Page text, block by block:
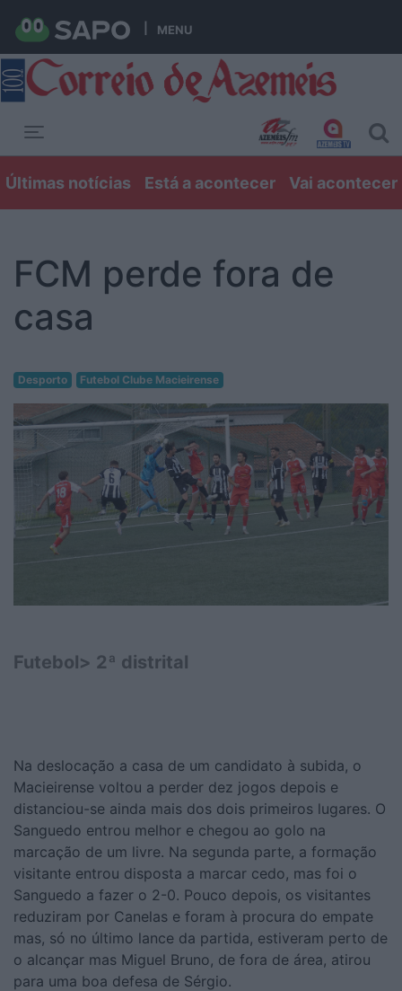
MENU
Últimas notícias Está a acontecer Vai acontecer
FCM perde fora de
casa
Desporto Futebol Clube Macieirense
Futebol> 2ª distrital
Na deslocação a casa de um candidato à subida, o
Macieirense voltou a perder dez jogos depois e
distanciou-se ainda mais dos dois primeiros lugares. O
Sanguedo entrou melhor e chegou ao golo na
marcação de um livre. Na segunda parte, a formação
visitante entrou disposta a marcar cedo, mas foi o
Sanguedo a fazer o 2-0. Pouco depois, os visitantes
reduziram por Canelas e foram à procura do empate
mas, só no último lance da partida, estiveram perto de
o alcançar mas Miguel Bruno, de fora de área, atirou
para uma boa defesa de Sérgio.